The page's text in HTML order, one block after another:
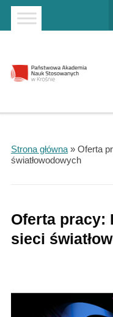
Strona główna
Przejdź do
Przejdź do menu
Strona główna» Oferta
światłowodowych
Oferta pracy:
sieci